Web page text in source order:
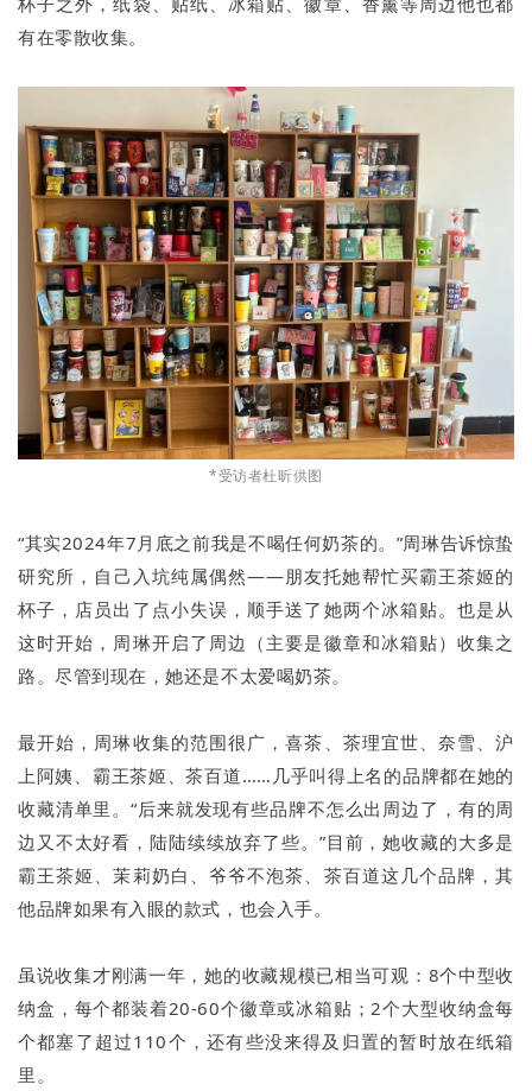
有在零散收集。
*受访者杜昕供图
“其实2024年7月底之前我是不喝任何奶茶的。”周琳告诉惊蛰
研究所，自己入坑纯属偶然——朋友托她帮忙买霸王茶姬的
杯子，店员出了点小失误，顺手送了她两个冰箱贴。也是从
这时开始，周琳开启了周边（主要是徽章和冰箱贴）收集之
路。尽管到现在，她还是不太爱喝奶茶。
最开始，周琳收集的范围很广，喜茶、茶理宜世、奈雪、沪
上阿姨、霸王茶姬、茶百道……几乎叫得上名的品牌都在她的
收藏清单里。“后来就发现有些品牌不怎么出周边了，有的周
边又不太好看，陆陆续续放弃了些。”目前，她收藏的大多是
霸王茶姬、茉莉奶白、爷爷不泡茶、茶百道这几个品牌，其
他品牌如果有入眼的款式，也会入手。
虽说收集才刚满一年，她的收藏规模已相当可观：8个中型收
纳盒，每个都装着20-60个徽章或冰箱贴；2个大型收纳盒每
个都塞了超过110个，还有些没来得及归置的暂时放在纸箱
里。